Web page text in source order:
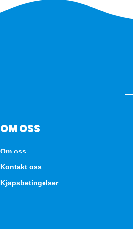
OM OSS
Om oss
Kontakt oss
Kjøpsbetingelser